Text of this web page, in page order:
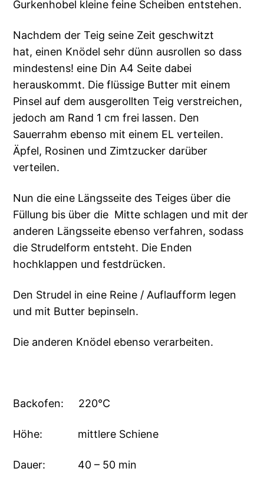
Gurkenhobel kleine feine Scheiben entstehen.
Nachdem der Teig seine Zeit geschwitzt
hat, einen Knödel sehr dünn ausrollen so dass
mindestens! eine Din A4 Seite dabei
herauskommt. Die flüssige Butter mit einem
Pinsel auf dem ausgerollten Teig verstreichen,
jedoch am Rand 1 cm frei lassen. Den
Sauerrahm ebenso mit einem EL verteilen.
Äpfel, Rosinen und Zimtzucker darüber
verteilen.
Nun die eine Längsseite des Teiges über die
Füllung bis über die Mitte schlagen und mit der
anderen Längsseite ebenso verfahren, sodass
die Strudelform entsteht. Die Enden
hochklappen und festdrücken.
Den Strudel in eine Reine / Auflaufform legen
und mit Butter bepinseln.
Die anderen Knödel ebenso verarbeiten.
Backofen: 220°C
Höhe: mittlere Schiene
Dauer: 40 – 50 min